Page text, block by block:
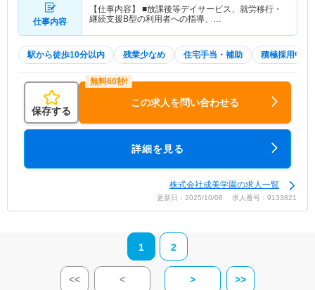
仕事内容
【仕事内容】 ■放課後等デイサービス、就労移行・
継続支援B型の利用者への指導、…
駅から徒歩10分以内 残業少なめ 住宅手当・補助 積極採用中
保存する
この求人を問い合わせる
詳細を見る
株式会社成美学園の求人一覧
更新日：2025/10/08 求人番号：9133821
1 2
<< < > >>